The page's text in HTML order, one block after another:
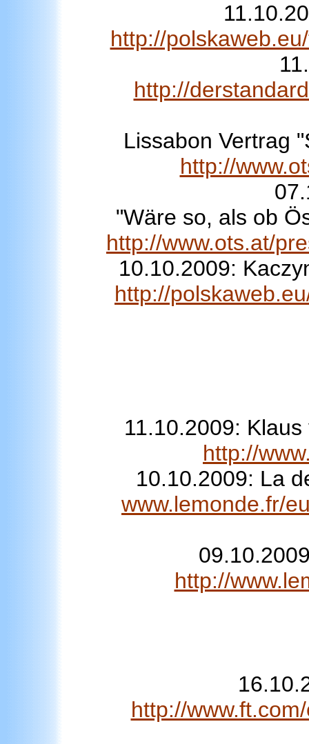
http://
http://
Lissabon Vertrag
http://
"Wäre so, als ob
http://www.ots.at/
10.10.2009:
http://
11.10.2009:
http://
10.10.2009: La
www.lemonde.fr/
http://
http://